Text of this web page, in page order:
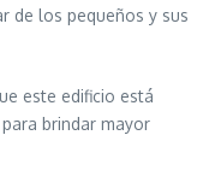
de los pequeños y sus
este edificio está
brindar mayor